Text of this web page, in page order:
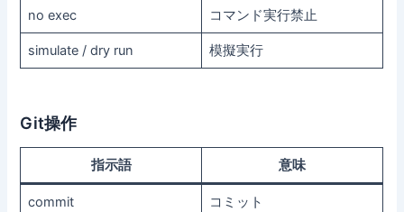
no exec コマンド実行禁止
simulate / dry run 模擬実行
Git操作
指示語 意味
commit コミット